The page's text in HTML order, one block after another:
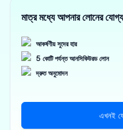
মাত্র মধ্যে আপনার লোনের
আকর্ষণীয় সুদের হার
5 কোটি পর্যন্ত আনসিকিউরড লোন
দ্রুত অনুমোদন
এখনই